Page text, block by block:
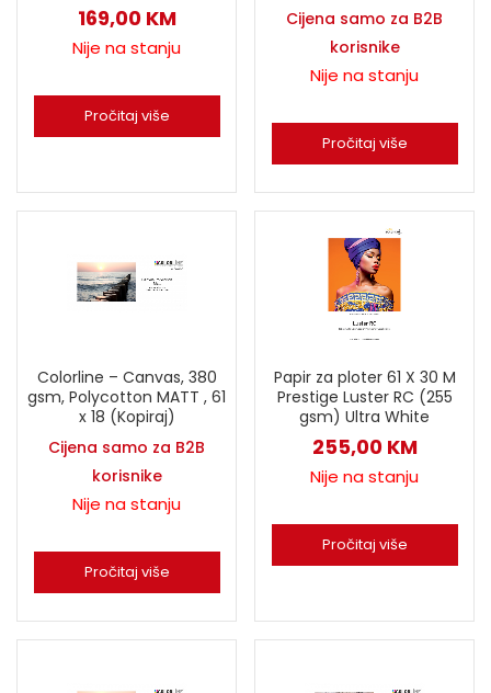
169,00 KM
Nije na stanju
Pročitaj više
Cijena samo za B2B
korisnike
Nije na stanju
Pročitaj više
Colorline – Canvas, 380
gsm, Polycotton MATT , 61
x 18 (Kopiraj)
Cijena samo za B2B
korisnike
Nije na stanju
Pročitaj više
Papir za ploter 61 X 30 M
Prestige Luster RC (255
gsm) Ultra White
255,00 KM
Nije na stanju
Pročitaj više